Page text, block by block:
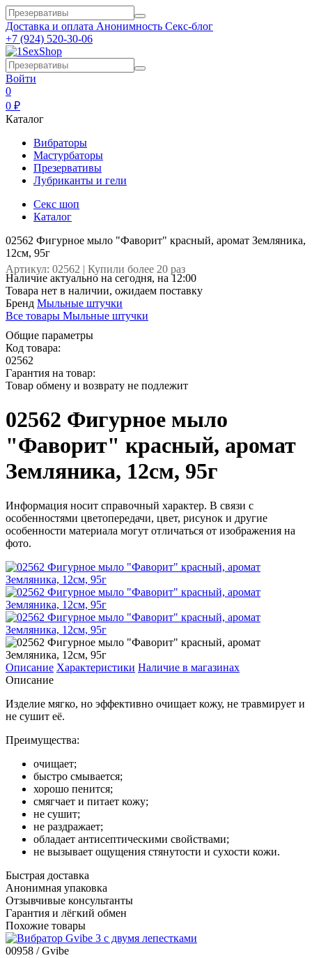
Доставка и оплата Анонимность Секс-блог
+7 (924) 520-30-06
Войти
0
0 ₽
Каталог
Вибраторы
Мастурбаторы
Презервативы
Лубриканты и гели
Секс шоп
Каталог
02562 Фигурное мыло "Фаворит" красный, аромат Земляника,
12см, 95г
Артикул: 02562 | Купили более 20 раз
Наличие актуально на сегодня, на 12:00
Товара нет в наличии, ожидаем поставку
Бренд Мыльные штучки
Все товары Мыльные штучки
Общие параметры
Код товара:
02562
Гарантия на товар:
Товар обмену и возврату не подлежит
02562 Фигурное мыло
"Фаворит" красный, аромат
Земляника, 12см, 95г
Информация носит справочный характер. В связи с
особенностями цветопередачи, цвет, рисунок и другие
особенности материала могут отличаться от изображения на
фото.
Описание Характеристики Наличие в магазинах
Описание
Изделие мягко, но эффективно очищает кожу, не травмирует и
не сушит её.
Преимущества:
очищает;
быстро смывается;
хорошо пенится;
смягчает и питает кожу;
не сушит;
не раздражает;
обладает антисептическими свойствами;
не вызывает ощущения стянутости и сухости кожи.
Быстрая доставка
Анонимная упаковка
Отзывчивые консультанты
Гарантия и лёгкий обмен
Похожие товары
00958 / Gvibe